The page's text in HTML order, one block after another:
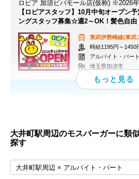
【ロピアスタッフ】10月中旬オープン
ングスタッフ募集☆週2～OK！髪色自由
東武伊勢崎線(東武
時給1195円～1450円(
アルバイト・パート
埼玉県加須市
大井町駅周辺のモスバーガーに類
探す
大井町駅周辺 × アルバイト・パート